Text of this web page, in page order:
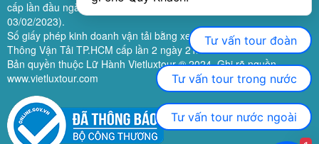
cấp lần đầu ngày 26/09/2019 (sửa đổi, bổ sung lần 3 ngày
03/02/2023).
Số giấy phép kinh doanh vận tải bằng xe ô tô:11924do Sở Giao
Thông Vận Tải TP.HCM cấp lần 2 ngày 21/02/2023.
Bản quyền thuộc Lữ Hành Vietluxtour ® 2024. Ghi rõ nguồn
www.vietluxtour.com
Tư vấn tour đoàn
Tư vấn tour trong nước
Tư vấn tour nước ngoài